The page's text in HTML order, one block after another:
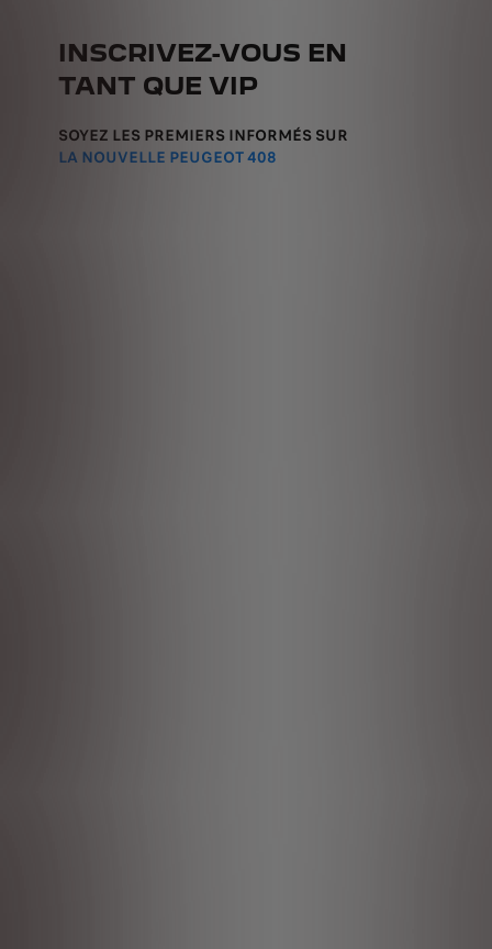
INSCRIVEZ-VOUS EN
TANT QUE VIP
SOYEZ LES PREMIERS INFORMÉS SUR
LA NOUVELLE PEUGEOT 408